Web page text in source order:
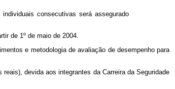
consecutivas será assegurado
de 1º de maio de 2004.
e metodologia de avaliação de desempenho para
devida aos integrantes da Carreira da Seguridade